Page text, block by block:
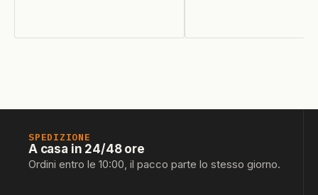
SPEDIZIONE
A casa in 24/48 ore
Ordini entro le 10:00, il pacco parte lo stesso giorno.